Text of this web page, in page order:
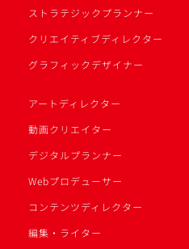
ストラテジックプランナー
クリエイティブディレクター
グラフィックデザイナー
アートディレクター
動画クリエイター
デジタルプランナー
Webプロデューサー
コンテンツディレクター
編集・ライター